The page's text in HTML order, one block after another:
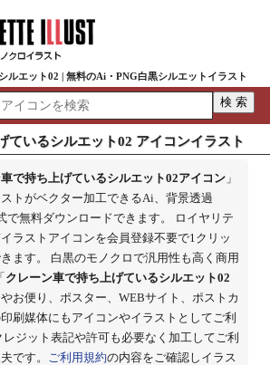
ルエット02 | 無料のAi・PNG白黒シルエットイラスト
ているシルエット02 アイコンイラスト
で持ち上げているシルエット02アイコン」
トがベクター加工できるAi、背景透過
で無料ダウンロードできます。 ロイヤリテ
ラストアイコンを会員登録不要で1クリッ
ます。 白黒のモノクロで汎用性も高く商用
クレーン車で持ち上げているシルエット02
やお便り、ポスター、WEBサイト、ポストカ
刷媒体にもアイコンやイラストとしてご利
ジット表記や許可も必要なく加工してご利
です。 ご利用規約の内容をご確認しイラス